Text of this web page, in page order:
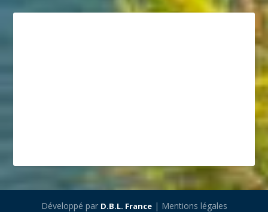
Développé par D.B.L. France| Mentions légales